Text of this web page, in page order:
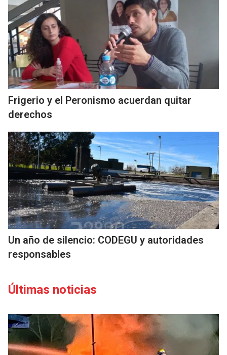
Frigerio y el Peronismo acuerdan quitar
derechos
Un año de silencio: CODEGU y autoridades
responsables
Últimas noticias